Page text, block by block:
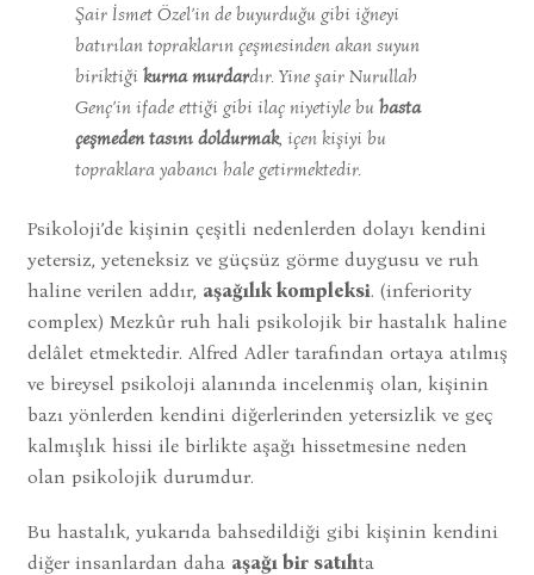
Şair İsmet Özel’in de buyurduğu gibi iğneyi
batırılan toprakların çeşmesinden akan suyun
biriktiği kurna murdardır. Yine şair Nurullah
Genç’in ifade ettiği gibi ilaç niyetiyle bu hasta
çeşmeden tasını doldurmak, içen kişiyi bu
topraklara yabancı hale getirmektedir.
Psikoloji’de kişinin çeşitli nedenlerden dolayı kendini
yetersiz, yeteneksiz ve güçsüz görme duygusu ve ruh
haline verilen addır, aşağılık kompleksi. (inferiority
complex) Mezkûr ruh hali psikolojik bir hastalık haline
delâlet etmektedir. Alfred Adler tarafından ortaya atılmış
ve bireysel psikoloji alanında incelenmiş olan, kişinin
bazı yönlerden kendini diğerlerinden yetersizlik ve geç
kalmışlık hissi ile birlikte aşağı hissetmesine neden
olan psikolojik durumdur.
Bu hastalık, yukarıda bahsedildiği gibi kişinin kendini
diğer insanlardan daha aşağı bir satıhta